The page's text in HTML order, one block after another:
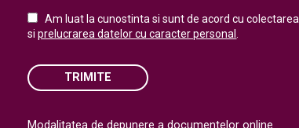
Am luat la cunostinta si sunt de acord cu colectarea
siprelucrarea datelor cu caracter personal
TRIMITE